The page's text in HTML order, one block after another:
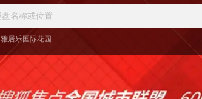
雅居乐国际花园